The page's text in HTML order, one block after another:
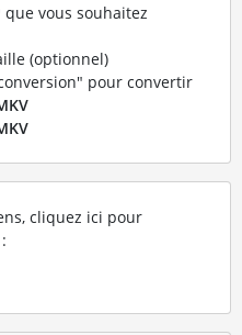
que vous souhaitez
(optionnel)
pour convertir
cliquez ici pour
: